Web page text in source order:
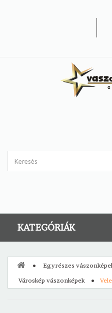
KATEGÓRIÁK
Egyrészes
Városkép vászonképek